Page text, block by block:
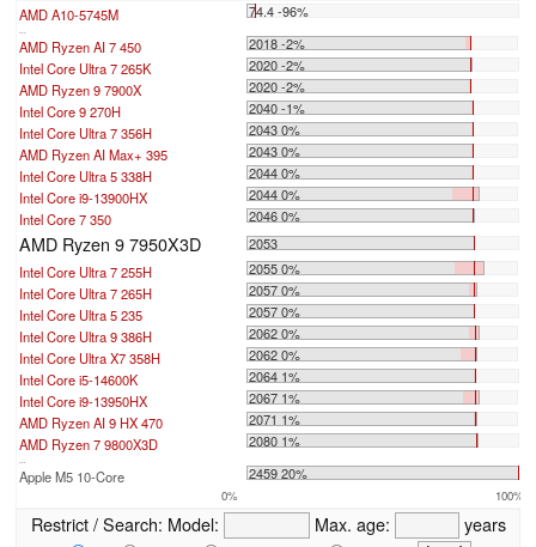
AMD A10-5745M 74.4 -96%
...
AMD Ryzen AI 7 450
2018 -2%
Intel Core Ultra 7 265K
2020 -2%
AMD Ryzen 9 7900X
2020 -2%
Intel Core 9 270H
2040 -1%
Intel Core Ultra 7 356H
2043 0%
AMD Ryzen AI Max+ 395
2043 0%
Intel Core Ultra 5 338H
2044 0%
Intel Core i9-13900HX
2044 0%
Intel Core 7 350
2046 0%
AMD Ryzen 9 7950X3D
2053
Intel Core Ultra 7 255H
2055 0%
Intel Core Ultra 7 265H
2057 0%
Intel Core Ultra 5 235
2057 0%
Intel Core Ultra 9 386H
2062 0%
Intel Core Ultra X7 358H
2062 0%
Intel Core i5-14600K
2064 1%
Intel Core i9-13950HX
2067 1%
AMD Ryzen AI 9 HX 470
2071 1%
AMD Ryzen 7 9800X3D
2080 1%
...
Apple M5 10-Core 2459 20%
0% 100%
Restrict / Search: Model: Max. age:
years